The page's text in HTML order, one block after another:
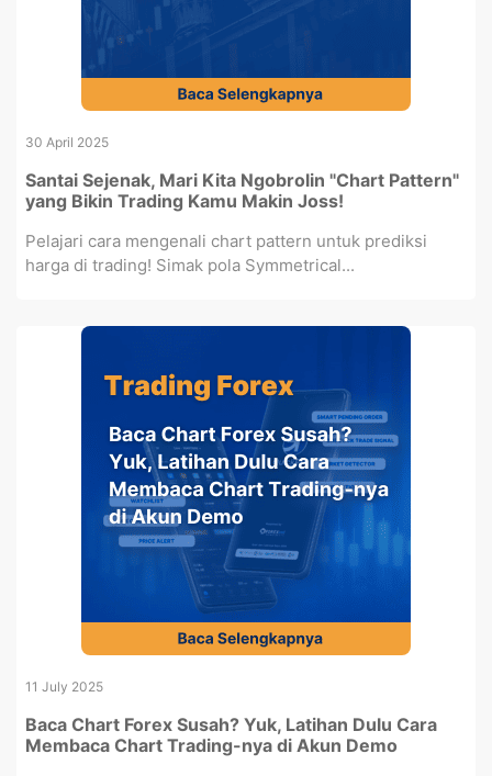
30 April 2025
Santai Sejenak, Mari Kita Ngobrolin "Chart Pattern"
yang Bikin Trading Kamu Makin Joss!
Pelajari cara mengenali chart pattern untuk prediksi
harga di trading! Simak pola Symmetrical...
11 July 2025
Baca Chart Forex Susah? Yuk, Latihan Dulu Cara
Membaca Chart Trading-nya di Akun Demo